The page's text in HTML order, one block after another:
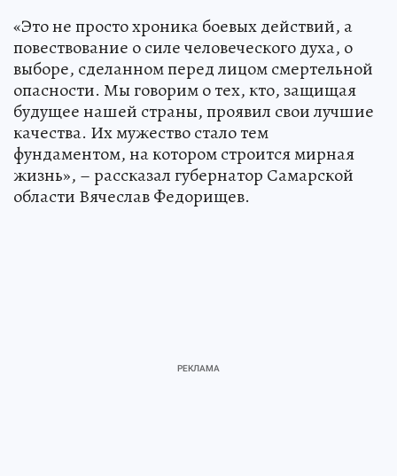
«Это не просто хроника боевых действий, а
повествование о силе человеческого духа, о
выборе, сделанном перед лицом смертельной
опасности. Мы говорим о тех, кто, защищая
будущее нашей страны, проявил свои лучшие
качества. Их мужество стало тем
фундаментом, на котором строится мирная
жизнь», – рассказал губернатор Самарской
области Вячеслав Федорищев.